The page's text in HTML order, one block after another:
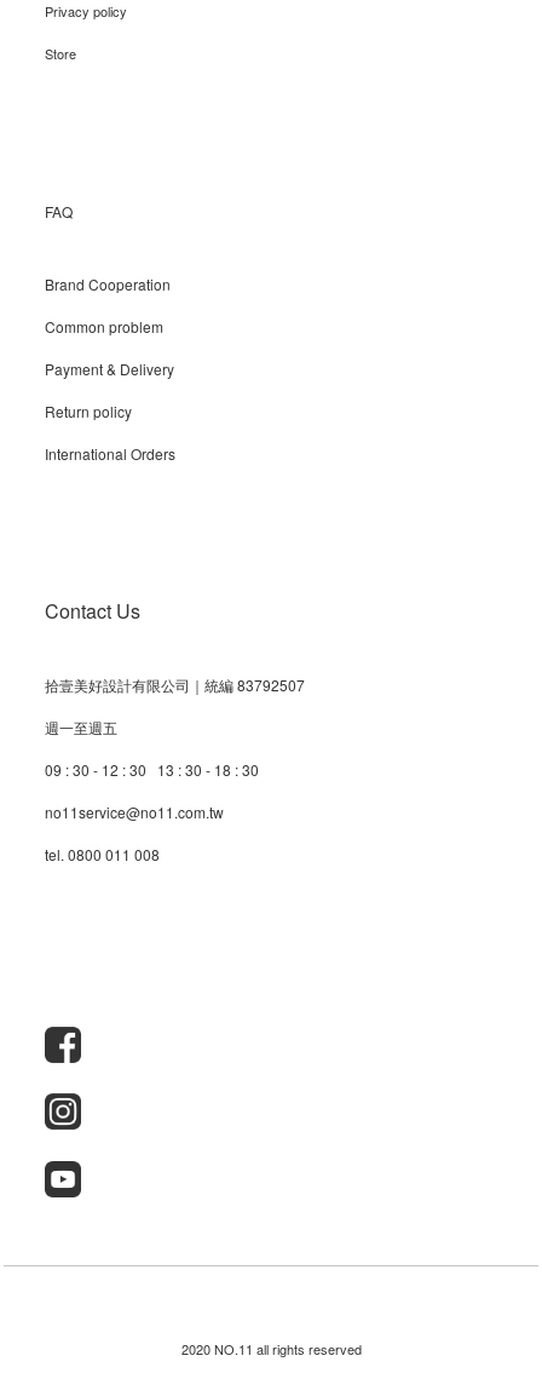
Privacy policy
Store
FAQ
Brand Cooperation
Common problem
Payment & Delivery
Return policy
International Orders
Contact Us
拾壹美好設計有限公司｜統編 83792507
週一至週五
09 : 30 - 12 : 30 13 : 30 - 18 : 30
no11service@no11.com.tw
tel. 0800 011 008
2020 NO.11 all rights reserved